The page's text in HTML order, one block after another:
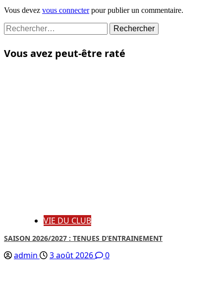
Vous devez vous connecterpour publier un commentaire.
Rechercher :
Vous avez peut-être raté
VIE DU CLUB
SAISON 2026/2027 : TENUES D’ENTRAINEMENT
admin 3 août 2026 0